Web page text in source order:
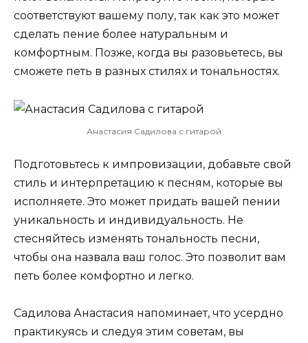
соответствуют вашему полу, так как это может
сделать пение более натуральным и
комфортным. Позже, когда вы разовьетесь, вы
сможете петь в разных стилях и тональностях.
Анастасия Садилова с гитарой
Подготовьтесь к импровизации, добавьте свой
стиль и интерпретацию к песням, которые вы
исполняете. Это может придать вашей пении
уникальность и индивидуальность. Не
стесняйтесь изменять тональность песни,
чтобы она назвала ваш голос. Это позволит вам
петь более комфортно и легко.
Садилова Анастасия напоминает, что усердно
практикуясь и следуя этим советам, вы